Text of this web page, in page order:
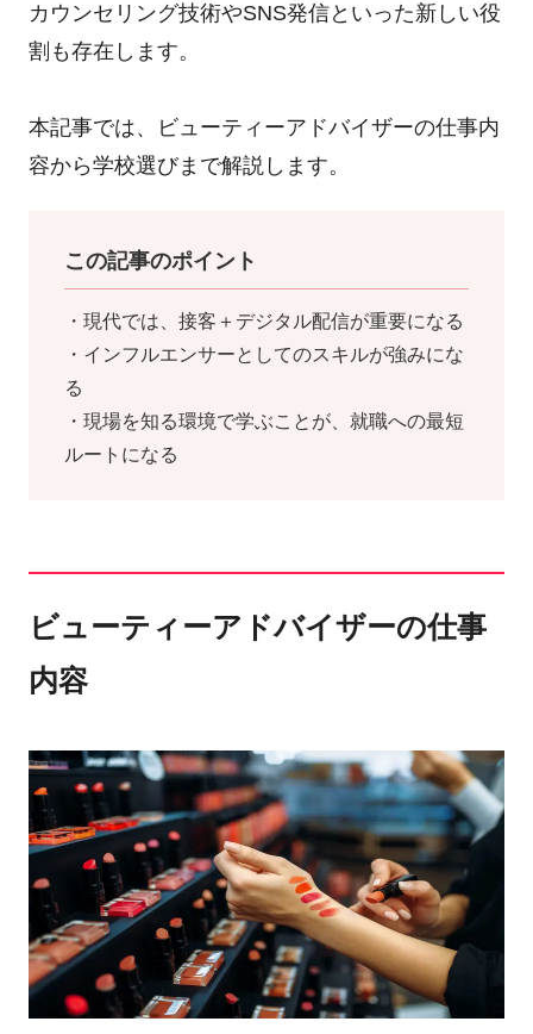
カウンセリング技術やSNS発信といった新しい役
割も存在します。
本記事では、ビューティーアドバイザーの仕事内
容から学校選びまで解説します。
この記事のポイント
・現代では、接客＋デジタル配信が重要になる
・インフルエンサーとしてのスキルが強みにな
る
・現場を知る環境で学ぶことが、就職への最短
ルートになる
ビューティーアドバイザーの仕事
内容